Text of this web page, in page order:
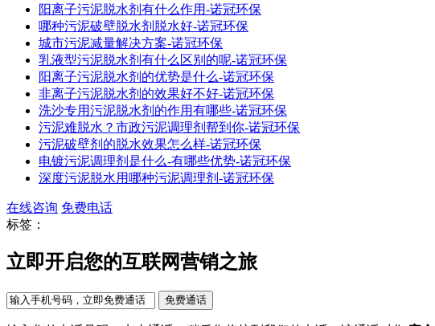
阳离子污泥脱水剂有什么作用-诺冠环保
哪种污泥破壁脱水剂脱水好-诺冠环保
城市污泥减量解决方案-诺冠环保
乳液型污泥脱水剂有什么区别的呢-诺冠环保
阳离子污泥脱水剂的优势是什么-诺冠环保
非离子污泥脱水剂的效果好不好-诺冠环保
洗沙专用污泥脱水剂的作用有哪些-诺冠环保
污泥难脱水？市政污泥调理剂帮到你-诺冠环保
污泥破壁剂的脱水效果怎么样-诺冠环保
电镀污泥调理剂是什么-有哪些优势-诺冠环保
深度污泥脱水用哪种污泥调理剂-诺冠环保
在线咨询 免费电话
标签：
立即开启您的互联网营销之旅